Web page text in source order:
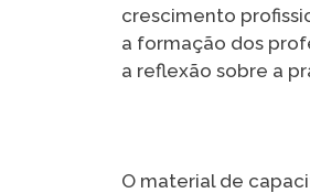
crescimento
a formação dos
a reflexão sobre a
O material de